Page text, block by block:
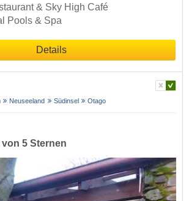
& Sky High Café
Pools & Spa
Details
Neuseeland Südinsel Otago
5 Sternen